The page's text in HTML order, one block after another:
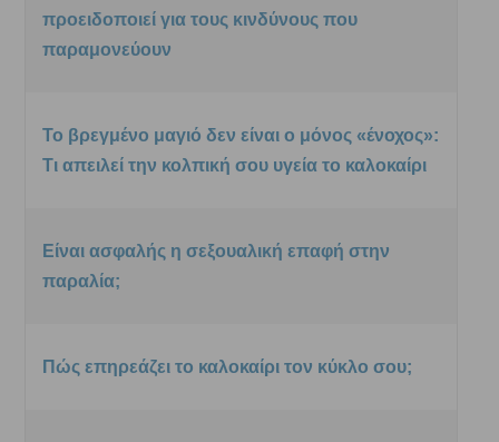
προειδοποιεί για τους κινδύνους που
παραμονεύουν
Το βρεγμένο μαγιό δεν είναι ο μόνος «ένοχος»:
Τι απειλεί την κολπική σου υγεία το καλοκαίρι
Είναι ασφαλής η σεξουαλική επαφή στην
παραλία;
Πώς επηρεάζει το καλοκαίρι τον κύκλο σου;